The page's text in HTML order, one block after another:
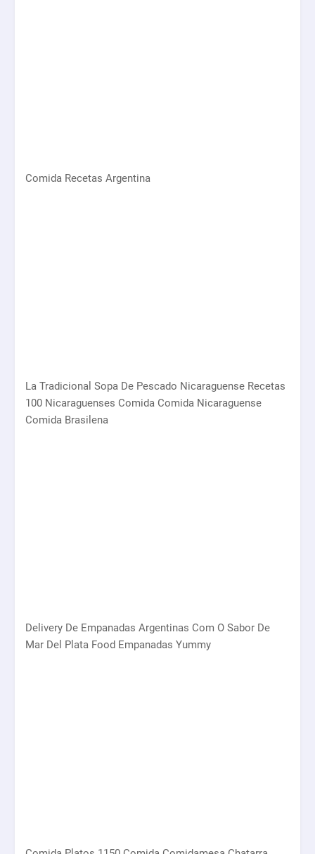
Comida Recetas Argentina
La Tradicional Sopa De Pescado Nicaraguense Recetas
100 Nicaraguenses Comida Comida Nicaraguense
Comida Brasilena
Delivery De Empanadas Argentinas Com O Sabor De
Mar Del Plata Food Empanadas Yummy